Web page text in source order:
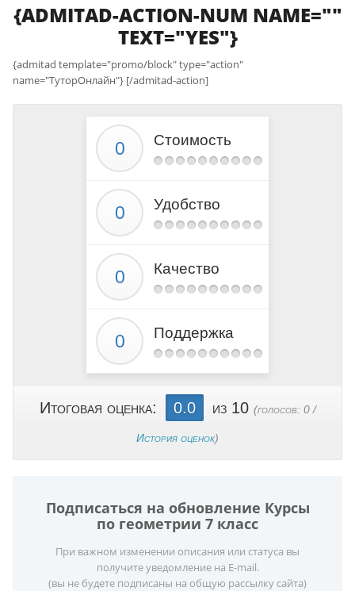
{ADMITAD-ACTION-NUM NAME=""
TEXT="YES"}
{admitad template="promo/block" type="action"
name="ТуторОнлайн"} [/admitad-action]
Стоимость
Удобство
Качество
Поддержка
Итоговая оценка: 0.0 из 10 (голосов: 0/
История оценок)
Подписаться на обновление Курсы
по геометрии 7 класс
При важном изменении описания или статуса вы
получите уведомление на E-mail.
(вы не будете подписаны на общую рассылку сайта)